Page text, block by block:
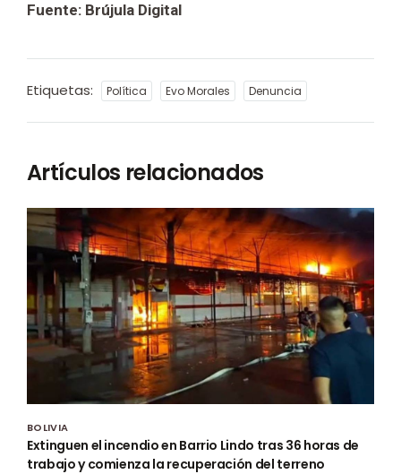
Fuente: Brújula Digital
Etiquetas: Política Evo Morales Denuncia
Artículos relacionados
BOLIVIA
Extinguen el incendio en Barrio Lindo tras 36 horas de
trabajo y comienza la recuperación del terreno